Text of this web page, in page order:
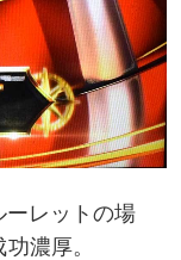
ーレットの場
濃厚。